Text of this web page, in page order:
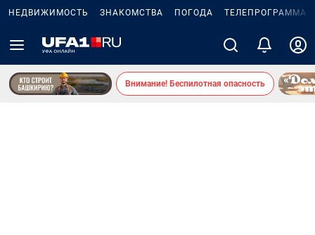
НЕДВИЖИМОСТЬ ЗНАКОМСТВА ПОГОДА ТЕЛЕПРОГРАММА
Внимание! Беспилотная опасность